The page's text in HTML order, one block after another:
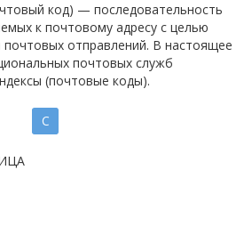
код) — последовательность
к почтовому адресу с целью
почтовых отправлений. В настоящее
почтовых служб
(почтовые коды).
С